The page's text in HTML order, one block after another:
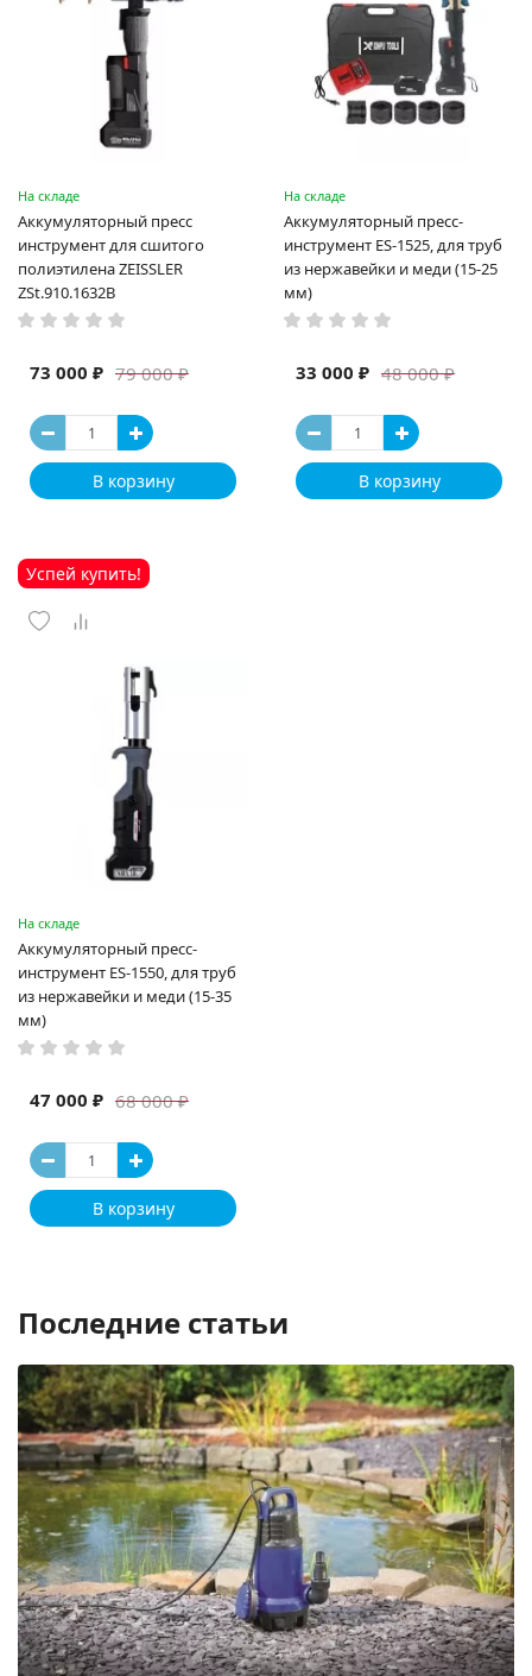
На складе
Аккумуляторный пресс
инструмент для сшитого
полиэтилена ZEISSLER
ZSt.910.1632B
79 000 ₽
73 000 ₽
В корзину
На складе
Аккумуляторный пресс-
инструмент ES-1525, для труб
из нержавейки и меди (15-25
мм)
48 000 ₽
33 000 ₽
В корзину
Успей купить!
На складе
Аккумуляторный пресс-
инструмент ES-1550, для труб
из нержавейки и меди (15-35
мм)
68 000 ₽
47 000 ₽
В корзину
Последние статьи